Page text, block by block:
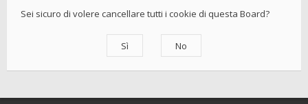
Sei sicuro di volere cancellare tutti i cookie di questa Board?